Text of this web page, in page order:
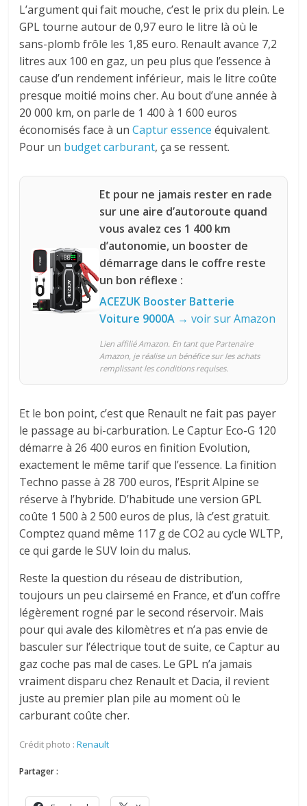
L’argument qui fait mouche, c’est le prix du plein. Le
GPL tourne autour de 0,97 euro le litre là où le
sans-plomb frôle les 1,85 euro. Renault avance 7,2
litres aux 100 en gaz, un peu plus que l’essence à
cause d’un rendement inférieur, mais le litre coûte
presque moitié moins cher. Au bout d’une année à
20 000 km, on parle de 1 400 à 1 600 euros
économisés face à unCaptur essence équivalent.
Pour un budget carburant, ça se ressent.
Et pour ne jamais rester en rade
sur une aire d’autoroute quand
vous avalez ces 1 400 km
d’autonomie, un booster de
démarrage dans le coffre reste
un bon réflexe :
ACEZUK Booster Batterie
Voiture 9000A → voir sur Amazon
Lien affilié Amazon. En tant que Partenaire
Amazon, je réalise un bénéfice sur les achats
remplissant les conditions requises.
Et le bon point, c’est que Renault ne fait pas payer
le passage au bi-carburation. Le Captur Eco-G 120
démarre à 26 400 euros en finition Evolution,
exactement le même tarif que l’essence. La finition
Techno passe à 28 700 euros, l’Esprit Alpine se
réserve à l’hybride. D’habitude une version GPL
coûte 1 500 à 2 500 euros de plus, là c’est gratuit.
Comptez quand même 117 g de CO2 au cycle WLTP,
ce qui garde le SUV loin du malus.
Reste la question du réseau de distribution,
toujours un peu clairsemé en France, et d’un coffre
légèrement rogné par le second réservoir. Mais
pour qui avale des kilomètres et n’a pas envie de
basculer sur l’électrique tout de suite, ce Captur au
gaz coche pas mal de cases. Le GPL n’a jamais
vraiment disparu chez Renault et Dacia, il revient
juste au premier plan pile au moment où le
carburant coûte cher.
Crédit photo :Renault
Partager :